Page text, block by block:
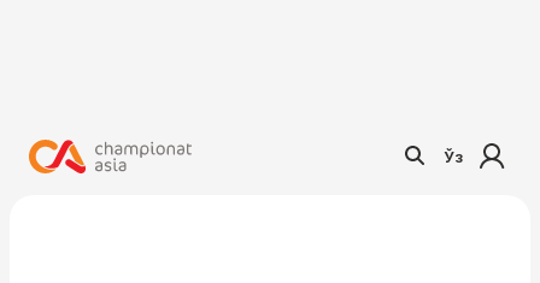
Ўз